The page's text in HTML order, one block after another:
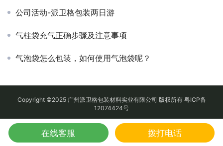
公司活动-派卫格包装两日游
气柱袋充气正确步骤及注意事项
气泡袋怎么包装，如何使用气泡袋呢？
Copyright ©2025 广州派卫格包装材料实业有限公司 版权所有 粤ICP备
12074424号
在线客服 拨打电话